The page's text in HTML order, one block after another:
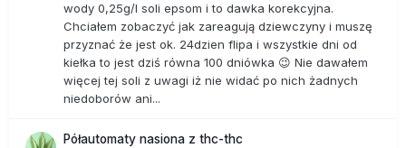
wody 0,25g/l soli epsom i to dawka korekcyjna.
Chciałem zobaczyć jak zareagują dziewczyny i muszę
przyznać że jest ok. 24dzien flipa i wszystkie dni od
kiełka to jest dziś równa 100 dniówka 😉 Nie dawałem
więcej tej soli z uwagi iż nie widać po nich żadnych
niedoborów ani...
Półautomaty nasiona z thc-thc